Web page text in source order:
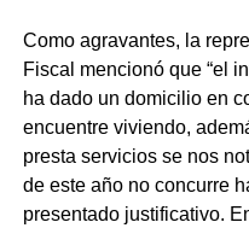
Como agravantes, la
Fiscal mencionó que “el
ha dado un domicilio en
encuentre viviendo,
presta servicios se nos
de este año no concurre
presentado justificativo.